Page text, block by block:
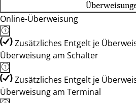
Online-Überweisung
Zusätzliches Entgelt je
Überweisung am Schalter
Zusätzliches Entgelt je
Überweisung am Terminal